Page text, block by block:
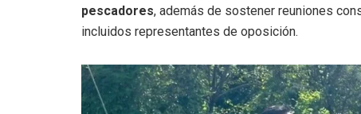
pescadores, además de sostener reuniones
incluidos representantes de oposición.